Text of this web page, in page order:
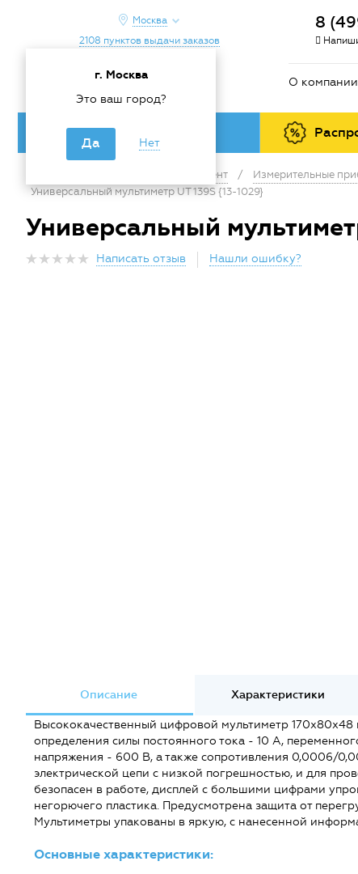
Москва
г. Москва
Это ваш город?
Да Нет
2108 пунктов выдачи заказов
8
О компании
Каталог товаров
Инструмент / Измерительные
Универсальный мультиметр UT 139S {13-1029}
Универсальный
Написать отзыв Нашли ошибку?
Описание Характеристики
Высококачественный цифровой мультиметр
определения силы постоянного тока - 10 А,
напряжения - 600 В, а также сопротивления 0,0006/
электрической цепи с низкой погрешностью, и для
безопасен в работе, дисплей с большими цифрами
негорючего пластика. Предусмотрена защита от
Мультиметры упакованы в яркую, с нанесенной
Основные характеристики: